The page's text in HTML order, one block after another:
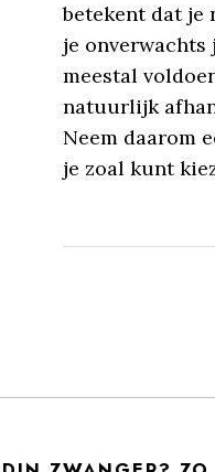
betekent dat je
je
meestal
natuurlijk
Neem daarom
je zoal kunt